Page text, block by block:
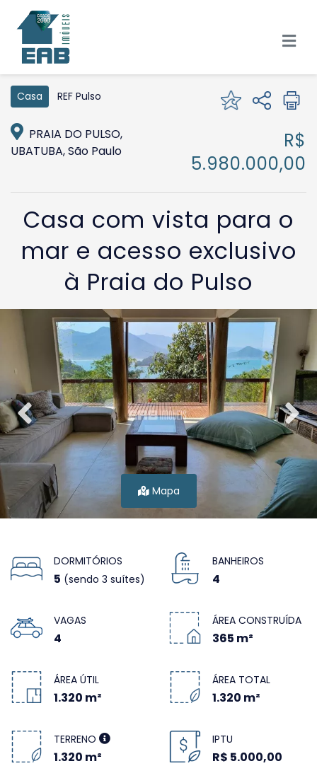
Casa REF Pulso
PRAIA DO PULSO,
UBATUBA, São Paulo
R$
5.980.000,00
Casa com vista para o
mar e acesso exclusivo
à Praia do Pulso
Mapa
DORMITÓRIOS
5 (sendo 3 suítes)
BANHEIROS
4
VAGAS
4
ÁREA CONSTRUÍDA
365 m²
ÁREA ÚTIL
1.320 m²
ÁREA TOTAL
1.320 m²
TERRENO
1.320 m²
IPTU
R$ 5.000,00